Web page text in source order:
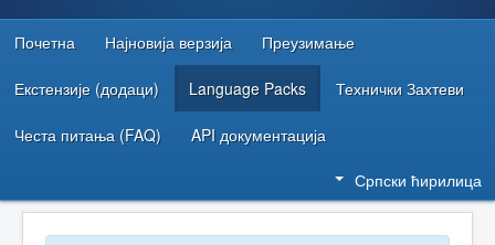
РЕСУРСИ ЗА РАЗВОЈ
Почетна Најновија верзија Преузимање
Екстензије (додаци) Language Packs Технички Захтеви
Честа питања (FAQ) API документација
Српски ћирилица